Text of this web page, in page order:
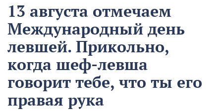
13 августа отмечаем
Международный день
левшей. Прикольно,
когда шеф-левша
говорит тебе, что ты его
правая рука